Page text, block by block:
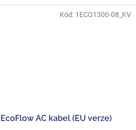
EcoFlow AC kabel (EU verze)
Kód: 1ECO1300-08_KV